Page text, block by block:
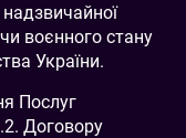
воєнного стану
України.
Послуг
Договору